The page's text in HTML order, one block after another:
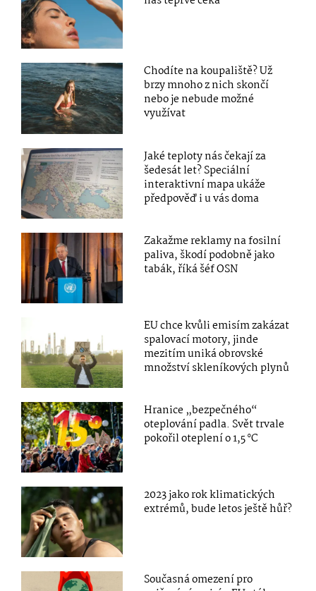
Chodíte na koupaliště? Už
brzy mnoho z nich skončí
nebo je nebude možné
využívat
Jaké teploty nás čekají za
šedesát let? Speciální
interaktivní mapa ukáže
předpověď i u vás doma
Zakažme reklamy na fosilní
paliva, škodí podobně jako
tabák, říká šéf OSN
EU chce kvůli emisím zakázat
spalovací motory, jinde
mezitím uniká obrovské
množství skleníkových plynů
Hranice „bezpečného“
oteplování padla. Svět trvale
pokořil oteplení o 1,5 °C
2023 jako rok klimatických
extrémů, bude letos ještě hůř?
Současná omezení pro